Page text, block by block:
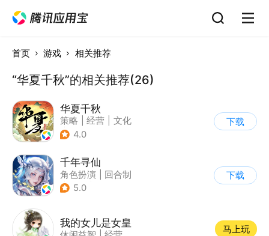
首页 游戏 相关推荐
“华夏千秋”的相关推荐(26)
华夏千秋
策略 经营
文化
| 剧情
4.0
下载
千年寻仙
角色扮演
回合制
| 仙侠
5.0
下载
我的女儿是女皇
马上玩